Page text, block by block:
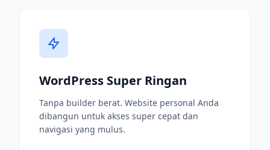
WordPress Super Ringan
Tanpa builder berat. Website personal Anda
dibangun untuk akses super cepat dan
navigasi yang mulus.